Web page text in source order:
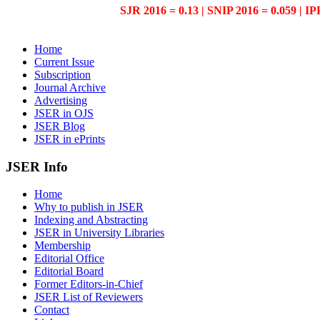
SJR 2016 = 0.13 | SNIP 2016 = 0.059 |
Home
Current Issue
Subscription
Journal Archive
Advertising
JSER in OJS
JSER Blog
JSER in ePrints
JSER Info
Home
Why to publish in JSER
Indexing and Abstracting
JSER in University Libraries
Membership
Editorial Office
Editorial Board
Former Editors-in-Chief
JSER List of Reviewers
Contact